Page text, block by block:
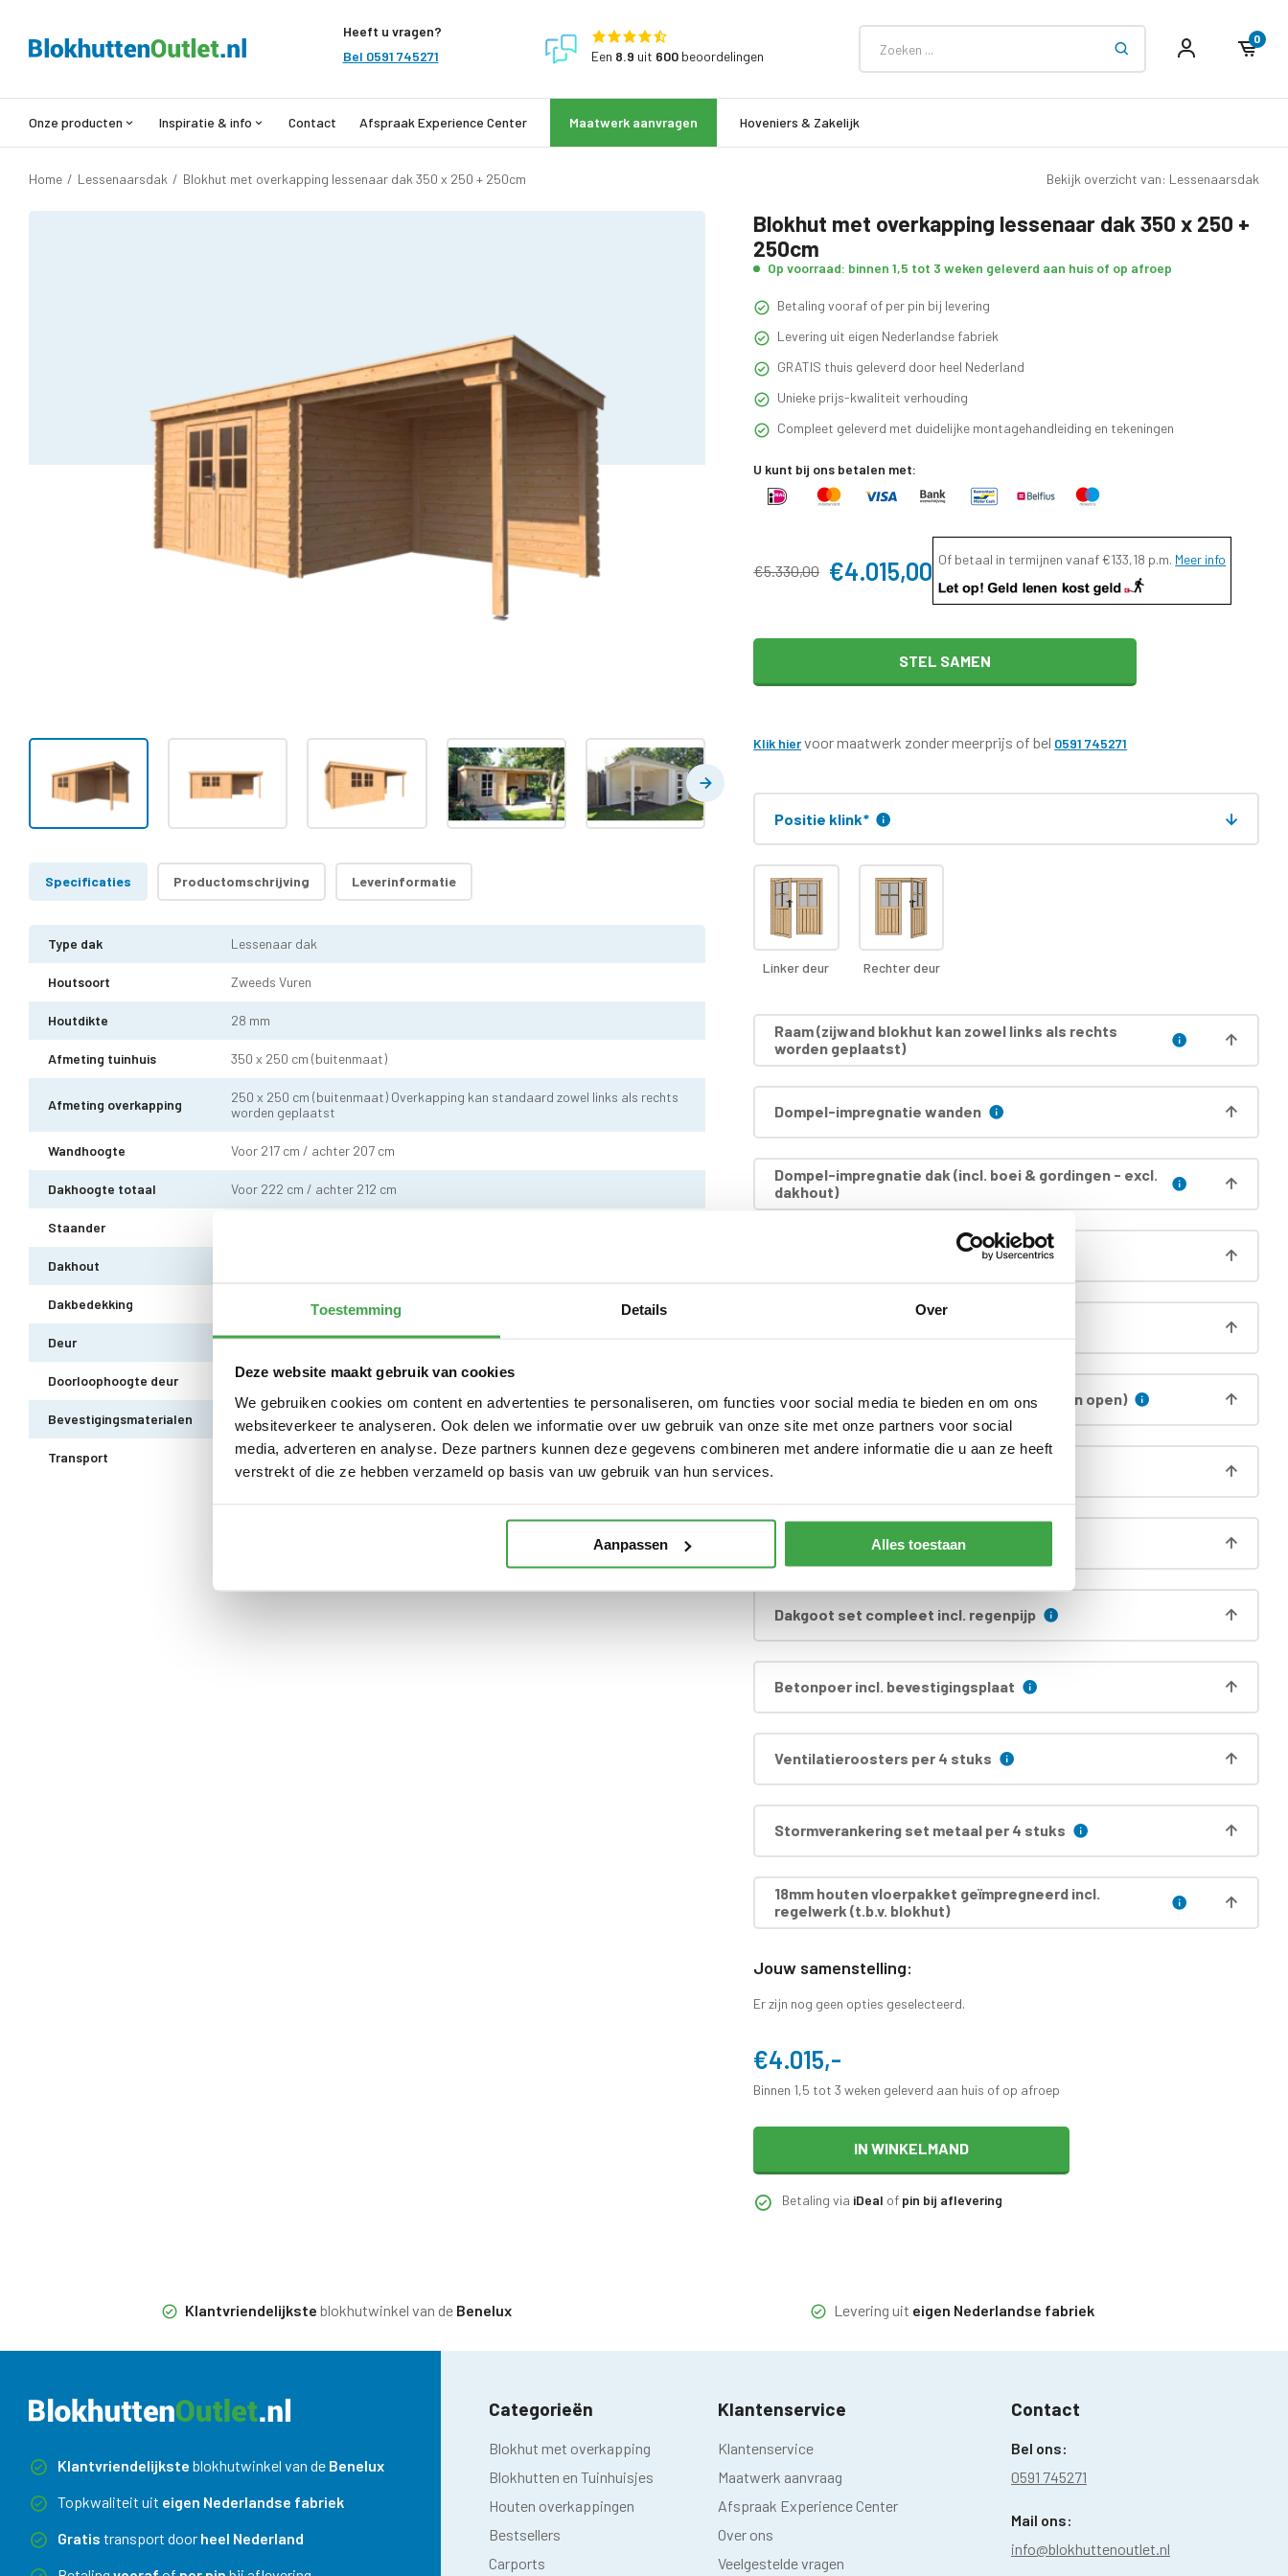
Toestemming Details Over
Deze website maakt gebruik van cookies
We gebruiken cookies om content en advertenties te personaliseren, om functies voor social media te bieden en om ons
websiteverkeer te analyseren. Ook delen we informatie over uw gebruik van onze site met onze partners voor social
media, adverteren en analyse. Deze partners kunnen deze gegevens combineren met andere informatie die u aan ze heeft
verstrekt of die ze hebben verzameld op basis van uw gebruik van hun services.
Aanpassen Alles toestaan
Heeft u vragen?
Bel 0591 745271
Een 8.9 uit 600beoordelingen
0
Onze producten Inspiratie & info Contact Afspraak Experience Center Maatwerk aanvragen Hoveniers & Zakelijk
Home / Lessenaarsdak / Blokhut met overkapping lessenaar dak 350 x 250 + 250cm Bekijk overzicht van: Lessenaarsdak
Specificaties Productomschrijving Leverinformatie
Type dak Lessenaar dak
Houtsoort Zweeds Vuren
Houtdikte 28 mm
Afmeting tuinhuis 350 x 250 cm (buitenmaat)
Afmeting overkapping
250 x 250 cm (buitenmaat) Overkapping kan standaard zowel links als rechts
worden geplaatst
Wandhoogte Voor 217 cm / achter 207 cm
Dakhoogte totaal Voor 222 cm / achter 212 cm
Staander
Dakhout
Dakbedekking EPDM uit 1 stuk geleverd incl. kit - met 10 jaar garantie
Deur Dubbele deur zonder drempel - voorzien van echt glas
Doorloophoogte deur 188 cm
Bevestigingsmaterialen Alle bevestigingsmaterialen zijn inbegrepen
Transport Gratis thuisbezorgd - In Nederland
Blokhut met overkapping lessenaar dak 350 x 250 +
250cm
Op voorraad: binnen 1,5 tot 3 weken geleverd aan huis of op afroep
Betaling vooraf of per pin bij levering
Levering uit eigen Nederlandse fabriek
GRATIS thuis geleverd door heel Nederland
Unieke prijs-kwaliteit verhouding
Compleet geleverd met duidelijke montagehandleiding en tekeningen
U kunt bij ons betalen met:
€5.330,00 €4.015,00 Of betaal in termijnen vanaf €133,18 p.m. Meer info
STEL SAMEN
Klik hiervoor maatwerk zonder meerprijs of bel 0591 745271
Positie klink*
Linker deur Rechter deur
Raam (zijwand blokhut kan zowel links als rechts
worden geplaatst)
Dompel-impregnatie wanden
Dompel-impregnatie dak (incl. boei & gordingen - excl.
dakhout)
Dompel-impregnatie deur incl. kozijn
Extra dichte zijwand (alleen voorzijde is dan open)
Dakafwerking
Dakgoot set compleet incl. regenpijp
Betonpoer incl. bevestigingsplaat
Ventilatieroosters per 4 stuks
Stormverankering set metaal per 4 stuks
18mm houten vloerpakket geïmpregneerd incl.
regelwerk (t.b.v. blokhut)
Jouw samenstelling:
Er zijn nog geen opties geselecteerd.
€4.015,-
Binnen 1,5 tot 3 weken geleverd aan huis of op afroep
IN WINKELMAND
Betaling via iDeal of pin bij aflevering
Klantvriendelijkste blokhutwinkel van de Benelux Levering uit eigen Nederlandse fabriek
Klantvriendelijkste blokhutwinkel van de Benelux
Topkwaliteit uit eigen Nederlandse fabriek
Gratis transport door heel Nederland
Categorieën
Blokhut met overkapping
Blokhutten en Tuinhuisjes
Houten overkappingen
Bestsellers
Carports
Klantenservice
Klantenservice
Maatwerk aanvraag
Afspraak Experience Center
Over ons
Veelgestelde vragen
Contact
Bel ons:
0591 745271
Mail ons:
info@blokhuttenoutlet.nl